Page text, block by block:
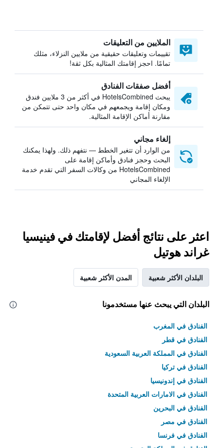
الملايين من التعليقات
تقييمات وتعليقات حقيقية من ملايين النزلاء، مثلك
تمامًا. احجز إقامتك المثالية بكل ثقة!
أفضل صفقات الفنادق
يبحث HotelsCombined في أكثر من 3 ملايين فندق
ومكان إقامة ويجمعهم في مكان واحد حتى تتمكن من
مقارنة أماكن الإقامة المثالية.
إلغاء مجاني
من الوارد أن تتغير الخطط — نتفهم ذلك. ولهذا يمكنك
البحث وحجز فنادق وأماكن إقامة على
HotelsCombined من وكالات السفر التي تقدم خدمة
الإلغاء المجاني
اعثر على نتائج أفضل لإقامتك في فينيسيا
غراند هوتيل
البلدان الأكثر شعبية المدن الأكثر شعبية
البلدان التي يبحث عنها مستخدمونا
الفنادق في المغرب
الفنادق في قطر
الفنادق في المملكة العربية السعودية
الفنادق في تركيا
الفنادق في إندونيسيا
الفنادق في الامارات العربية المتحدة
الفنادق في البحرين
الفنادق في مصر
الفنادق في فرنسا